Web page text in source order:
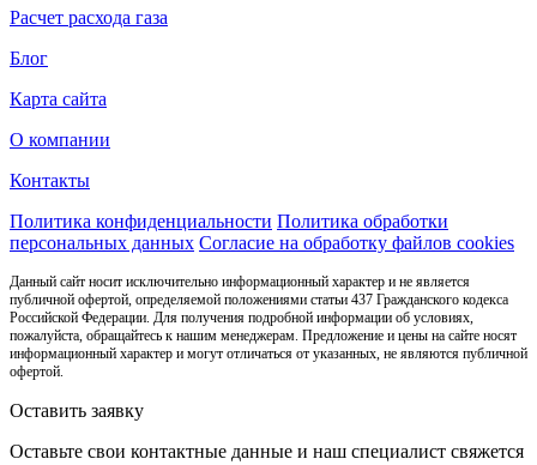
Расчет расхода газа
Блог
Карта сайта
О компании
Контакты
Политика конфиденциальности Политика обработки
персональных данных Согласие на обработку файлов cookies
Данный сайт носит исключительно информационный характер и не является
публичной офертой, определяемой положениями статьи 437 Гражданского кодекса
Российской Федерации. Для получения подробной информации об условиях,
пожалуйста, обращайтесь к нашим менеджерам. Предложение и цены на сайте носят
информационный характер и могут отличаться от указанных, не являются публичной
офертой.
Оставить заявку
Оставьте свои контактные данные и наш специалист свяжется